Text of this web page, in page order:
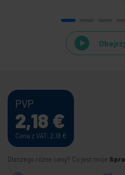
PVP
2,18 €
Cena z VAT: 2,18 €
Dlaczego różne ceny? Co jest moje